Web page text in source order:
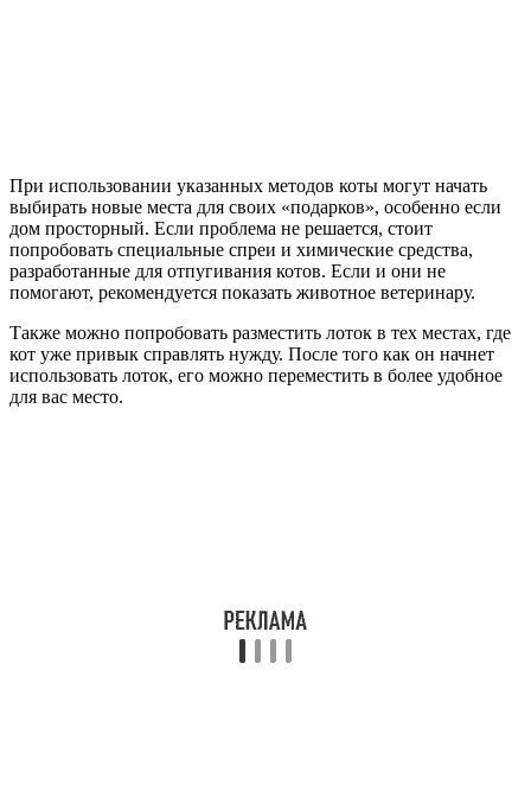
При использовании указанных методов коты могут начать
выбирать новые места для своих «подарков», особенно если
дом просторный. Если проблема не решается, стоит
попробовать специальные спреи и химические средства,
разработанные для отпугивания котов. Если и они не
помогают, рекомендуется показать животное ветеринару.
Также можно попробовать разместить лоток в тех местах, где
кот уже привык справлять нужду. После того как он начнет
использовать лоток, его можно переместить в более удобное
для вас место.